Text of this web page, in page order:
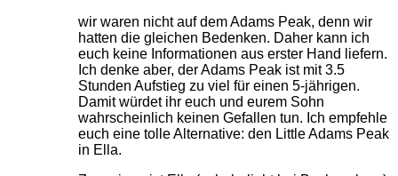
wir waren nicht auf dem Adams Peak, denn wir
hatten die gleichen Bedenken. Daher kann ich
euch keine Informationen aus erster Hand liefern.
Ich denke aber, der Adams Peak ist mit 3.5
Stunden Aufstieg zu viel für einen 5-jährigen.
Damit würdet ihr euch und eurem Sohn
wahrscheinlich keinen Gefallen tun. Ich empfehle
euch eine tolle Alternative: den Little Adams Peak
in Ella.